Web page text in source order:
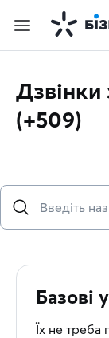
(+509)
Базові
Їх не треба